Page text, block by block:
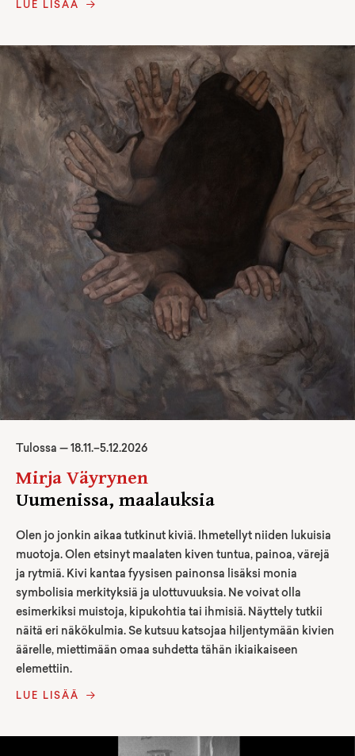
LUE LISÄÄ
Tulossa — 18.11.–5.12.2026
Mirja Väyrynen
Uumenissa, maalauksia
Olen jo jonkin aikaa tutkinut kiviä. Ihmetellyt niiden lukuisia
muotoja. Olen etsinyt maalaten kiven tuntua, painoa, värejä
ja rytmiä. Kivi kantaa fyysisen painonsa lisäksi monia
symbolisia merkityksiä ja ulottuvuuksia. Ne voivat olla
esimerkiksi muistoja, kipukohtia tai ihmisiä. Näyttely tutkii
näitä eri näkökulmia. Se kutsuu katsojaa hiljentymään kivien
äärelle, miettimään omaa suhdetta tähän ikiaikaiseen
elemettiin.
LUE LISÄÄ